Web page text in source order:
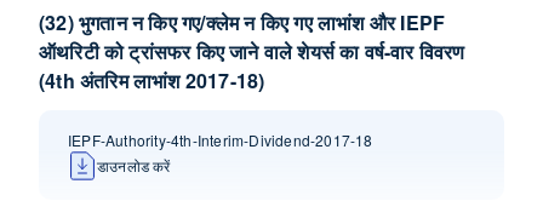
(32) भुगतान न किए गए/क्लेम न किए गए लाभांश और IEPF
ऑथरिटी को ट्रांसफर किए जाने वाले शेयर्स का वर्ष-वार विवरण
(4th अंतरिम लाभांश 2017-18)
IEPF-Authority-4th-Interim-Dividend-2017-18
डाउनलोड करें